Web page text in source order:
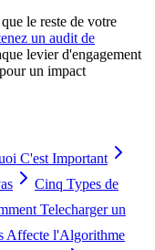
le reste de votre
un audit de
levier d'engagement
un impact
C'est Important
Cinq Types de
Telecharger un
Affecte l'Algorithme